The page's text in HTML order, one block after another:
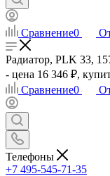
Сравнение0
Радиатор, PLK 33,
- цена 16 346 ₽,
Сравнение0
Телефоны
+7 495-545-71-35